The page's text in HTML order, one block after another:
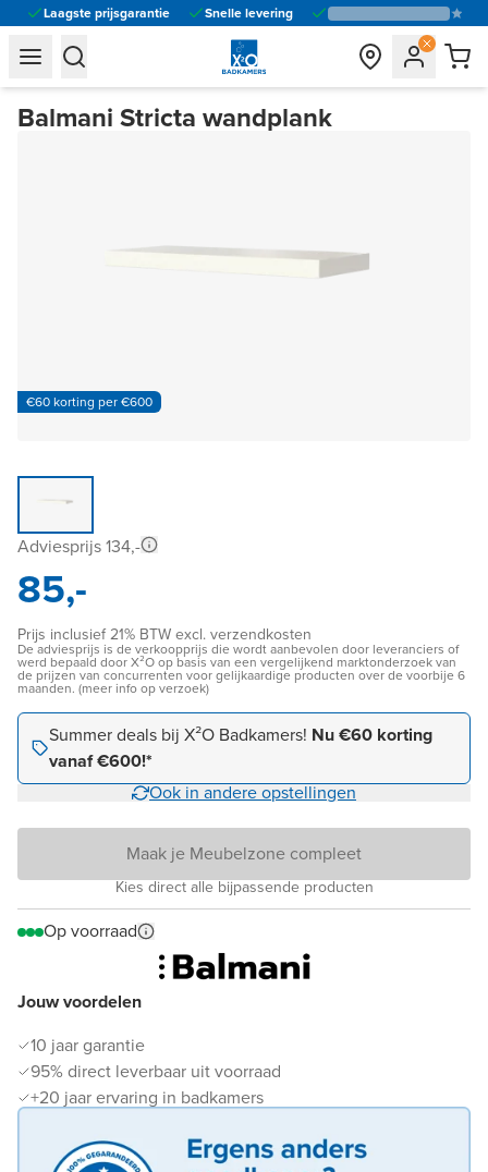
Laagste prijsgarantie Snelle levering
general.navigation.toggle_menu.label
general.navigation.toggle_menu.label
Balmani Stricta wandplank
€60 korting per €600
Jouw voordelen
10 jaar garantie
95% direct leverbaar uit voorraad
+20 jaar ervaring in badkamers
Adviesprijs 134,-
85,-
Prijs inclusief 21% BTW excl. verzendkosten
De adviesprijs is de verkoopprijs die wordt aanbevolen door leveranciers of
werd bepaald door X²O op basis van een vergelijkend marktonderzoek van
de prijzen van concurrenten voor gelijkaardige producten over de voorbije 6
maanden. (meer info op verzoek)
Summer deals bij X²O Badkamers! Nu €60 korting
vanaf €600!*
Ook in andere opstellingen
Maak je Meubelzone compleet
Kies direct alle bijpassende producten
Op voorraad